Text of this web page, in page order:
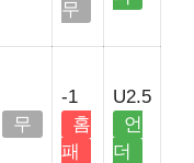
무
무
-1
홈
패
U2.5
언
더